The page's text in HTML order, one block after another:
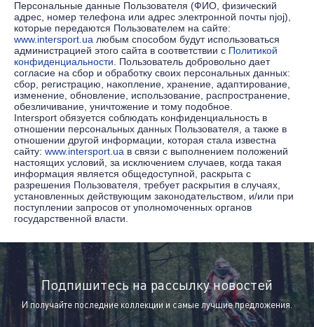
Персональные данные Пользователя (ФИО, физический
адрес, номер телефона или адрес электронной почты njoj),
которые передаются Пользователем на сайте:
www.intersport.ua любым способом будут использоваться
администрацией этого сайта в соответствии с Политикой
конфиденциальности . Пользователь добровольно дает
согласие на сбор и обработку своих персональных данных:
сбор, регистрацию, накопление, хранение, адаптирование,
изменение, обновление, использование, распространение,
обезличивание, уничтожение и тому подобное.
Intersport обязуется соблюдать конфиденциальность в
отношении персональных данных Пользователя, а также в
отношении другой информации, которая стала известна
сайту: www.intersport.ua в связи с выполнением положений
настоящих условий, за исключением случаев, когда такая
информация является общедоступной, раскрыта с
разрешения Пользователя, требует раскрытия в случаях,
установленных действующим законодательством, и/или при
поступлении запросов от уполномоченных органов
государственной власти.
Подпишитесь на рассылку новостей
И получайте последние коллекции и самые лучшие предложения.